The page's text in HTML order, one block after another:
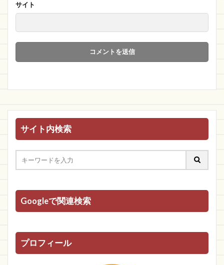
サイト
サイト内検索
Googleで関連検索
プロフィール